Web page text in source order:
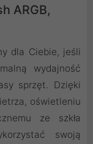
ARGB,
dla Ciebie, jeśli
wydajność
sprzęt. Dzięki
oświetleniu
ze szkła
swoją